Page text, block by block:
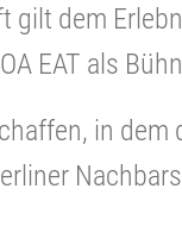
gilt dem
EAT als
in dem